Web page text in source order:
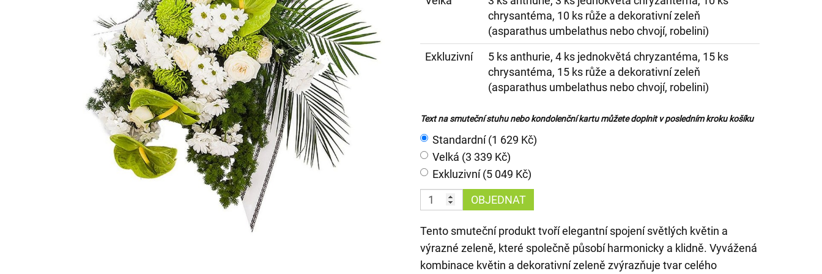
chrysantéma, 10 ks růže a dekorativní zeleň
(asparathus umbelathus nebo chvojí, robelini)
Exkluzivní
5 ks anthurie, 4 ks jednokvětá chryzantéma, 15 ks
chrysantéma, 15 ks růže a dekorativní zeleň
(asparathus umbelathus nebo chvojí, robelini)
Text na smuteční stuhu nebo kondolenční kartu můžete doplnit v posledním kroku košíku
Standardní (1 629 Kč)
Velká (3 339 Kč)
Exkluzivní (5 049 Kč)
OBJEDNAT
Tento smuteční produkt tvoří elegantní spojení světlých květin a
výrazné zeleně, které společně působí harmonicky a klidně. Vyvážená
kombinace květin a dekorativní zeleně zvýrazňuje tvar celého